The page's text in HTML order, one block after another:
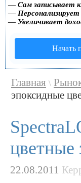
— Сам записывает
—
— Увеличивает
Начать
Главная \
эпоксидные
цветные
22.08.2011